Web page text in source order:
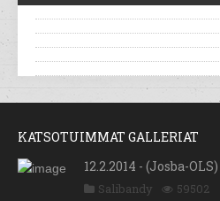
KATSOTUIMMAT GALLERIAT
12.2.2014 - (Josba-OLS)
Salibandy 59502